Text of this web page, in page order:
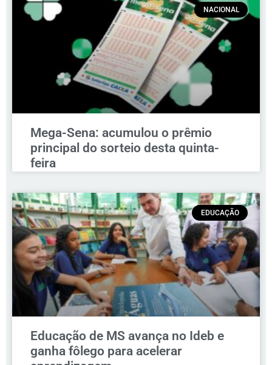
NACIONAL
Mega-Sena: acumulou o prêmio
principal do sorteio desta quinta-
feira
EDUCAÇÃO
Educação de MS avança no Ideb e
ganha fôlego para acelerar